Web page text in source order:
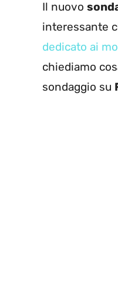
Il nuovo
interessante
dedicato ai
chiediamo
sondaggio su